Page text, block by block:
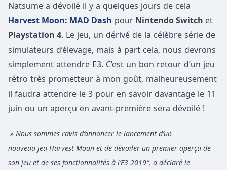
Natsume a dévoilé il y a quelques jours de cela
Harvest Moon: MAD Dash pour Nintendo Switch et
Playstation 4. Le jeu, un dérivé de la célèbre série de
simulateurs d’élevage, mais à part cela, nous devrons
simplement attendre E3. C’est un bon retour d’un jeu
rétro très prometteur à mon goût, malheureusement
il faudra attendre le 3 pour en savoir davantage le 11
juin ou un aperçu en avant-première sera dévoilé !
» Nous sommes ravis d’annoncer le lancement d’un
nouveau jeu Harvest Moon et de dévoiler un premier aperçu de
son jeu et de ses fonctionnalités à l’E3 2019″, a déclaré le